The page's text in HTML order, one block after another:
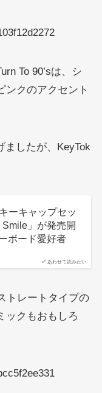
To 90’sは、シ
ンクのアクセント
ましたが、KeyTok
あわせて読みたい
ーキャップセッ
Smile」が発売開
ボード愛好者
トレートタイプの
ックもおもしろ